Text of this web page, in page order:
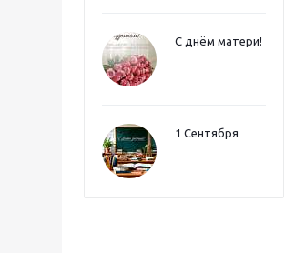
С днём матери!
1 Сентября